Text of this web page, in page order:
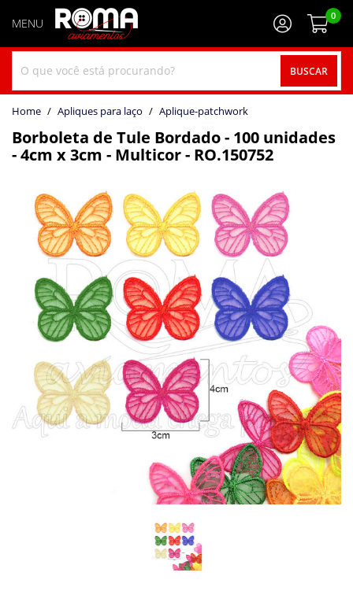
BUSCAR
0
home Apliques para laço aplique-patchwork
Borboleta de Tule Bordado - 100 unidades
- 4cm x 3cm - Multicor - RO.150752